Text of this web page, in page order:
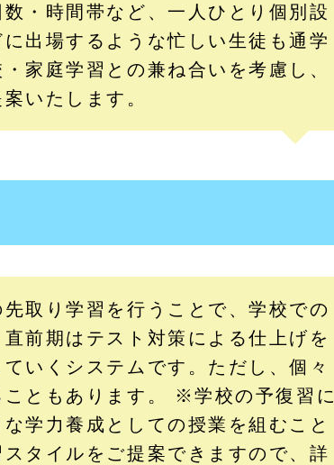
・時間帯など、一人ひとり個別設
出場するような忙しい生徒も通学
家庭学習との兼ね合いを考慮し、
いたします。
取り学習を行うことで、学校での
前期はテスト対策による仕上げを
いくシステムです。ただし、個々
ともあります。 ※学校の予復習に
学力養成としての授業を組むこと
タイルをご提案できますので、詳